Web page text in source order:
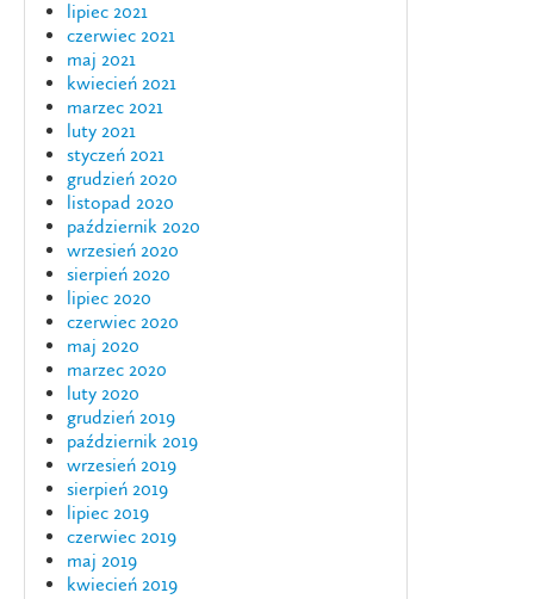
lipiec 2021
czerwiec 2021
maj 2021
kwiecień 2021
marzec 2021
luty 2021
styczeń 2021
grudzień 2020
listopad 2020
październik 2020
wrzesień 2020
sierpień 2020
lipiec 2020
czerwiec 2020
maj 2020
marzec 2020
luty 2020
grudzień 2019
październik 2019
wrzesień 2019
sierpień 2019
lipiec 2019
czerwiec 2019
maj 2019
kwiecień 2019